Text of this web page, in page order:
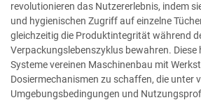
revolutionieren das Nutzererlebnis, indem
und hygienischen Zugriff auf einzelne
gleichzeitig die Produktintegrität während
Verpackungslebenszyklus bewahren.
Systeme vereinen Maschinenbau mit
Dosiermechanismen zu schaffen, die unter
Umgebungsbedingungen und